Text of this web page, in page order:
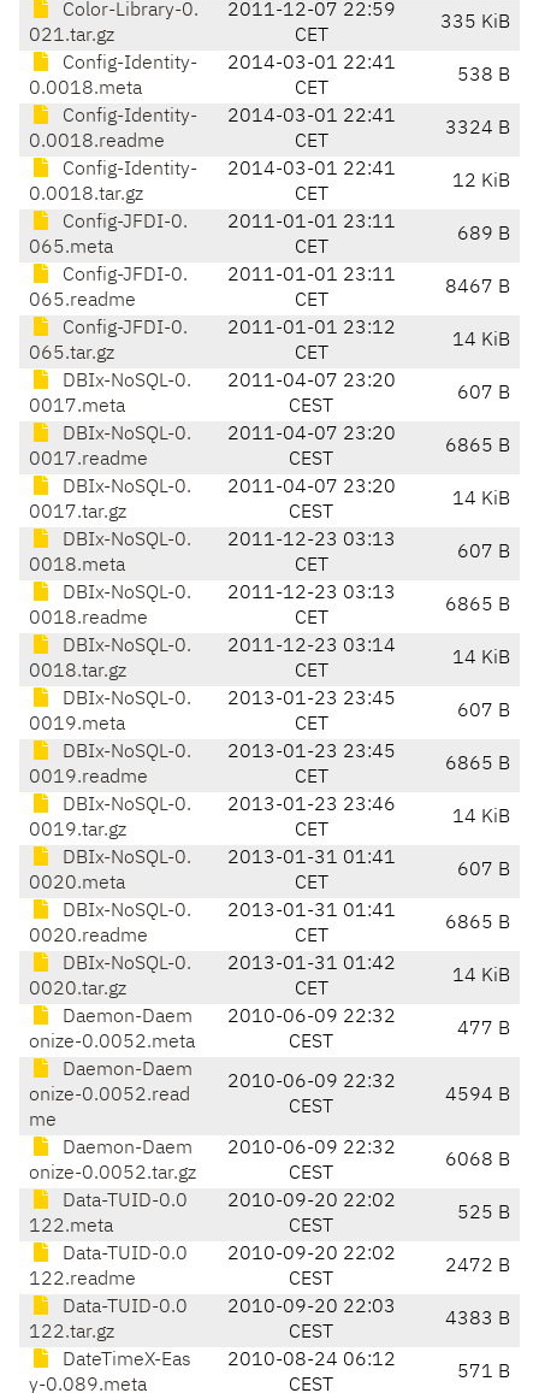
Color-Library-0.
021.tar.gz
2011-12-07 22:59
CET
335 KiB
Config-Identity-
0.0018.meta
2014-03-01 22:41
CET
538 B
Config-Identity-
0.0018.readme
2014-03-01 22:41
CET
3324 B
Config-Identity-
0.0018.tar.gz
2014-03-01 22:41
CET
12 KiB
Config-JFDI-0.
065.meta
2011-01-01 23:11
CET
689 B
Config-JFDI-0.
065.readme
2011-01-01 23:11
CET
8467 B
Config-JFDI-0.
065.tar.gz
2011-01-01 23:12
CET
14 KiB
DBIx-NoSQL-0.
0017.meta
2011-04-07 23:20
CEST
607 B
DBIx-NoSQL-0.
0017.readme
2011-04-07 23:20
CEST
6865 B
DBIx-NoSQL-0.
0017.tar.gz
2011-04-07 23:20
CEST
14 KiB
DBIx-NoSQL-0.
0018.meta
2011-12-23 03:13
CET
607 B
DBIx-NoSQL-0.
0018.readme
2011-12-23 03:13
CET
6865 B
DBIx-NoSQL-0.
0018.tar.gz
2011-12-23 03:14
CET
14 KiB
DBIx-NoSQL-0.
0019.meta
2013-01-23 23:45
CET
607 B
DBIx-NoSQL-0.
0019.readme
2013-01-23 23:45
CET
6865 B
DBIx-NoSQL-0.
0019.tar.gz
2013-01-23 23:46
CET
14 KiB
DBIx-NoSQL-0.
0020.meta
2013-01-31 01:41
CET
607 B
DBIx-NoSQL-0.
0020.readme
2013-01-31 01:41
CET
6865 B
DBIx-NoSQL-0.
0020.tar.gz
2013-01-31 01:42
CET
14 KiB
Daemon-Daem
onize-0.0052.meta
2010-06-09 22:32
CEST
477 B
Daemon-Daem
onize-0.0052.read
me
2010-06-09 22:32
CEST
4594 B
Daemon-Daem
onize-0.0052.tar.gz
2010-06-09 22:32
CEST
6068 B
Data-TUID-0.0
122.meta
2010-09-20 22:02
CEST
525 B
Data-TUID-0.0
122.readme
2010-09-20 22:02
CEST
2472 B
Data-TUID-0.0
122.tar.gz
2010-09-20 22:03
CEST
4383 B
DateTimeX-Eas
y-0.089.meta
2010-08-24 06:12
CEST
571 B